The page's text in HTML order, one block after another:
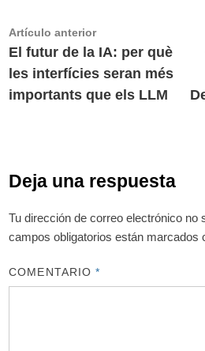
Navegación
de
entradas
Artículo anteriorArtículo
anterior:
El futur de la IA: per què
les interfícies seran més
importants que els LLM
Deja una respuesta
Tu dirección de correo electrónico no
campos obligatorios están marcados
COMENTARIO*